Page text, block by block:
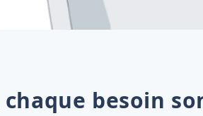
chaque besoin